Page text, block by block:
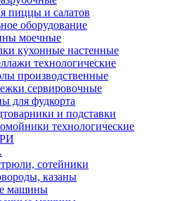
пиццы и салатов
оборудование
моечные
кухонные настенные
технологические
производственные
сервировочные
для фудкорта
и подставки
технологические
сотейники
казаны
машины